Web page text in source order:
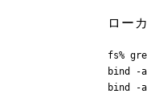
ロー
fs%
bind -
bind -